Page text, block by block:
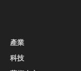
產業
科技